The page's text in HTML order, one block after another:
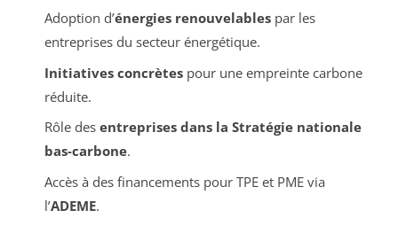
Adoption d’énergies renouvelablespar les
entreprises du secteur énergétique.
Initiatives concrètespour une empreinte carbone
réduite.
Rôle des entreprises dans la Stratégie nationale
bas-carbone.
Accès à des financements pour TPE et PME via
l’ADEME.